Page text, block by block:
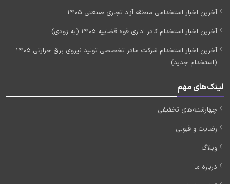
آخرین اخبار استخدامی منطقه آزاد تجاری صنعتی 1405
آخرین اخبار استخدام کادر اداری قوه قضاییه 1405 (به زودی)
آخرین اخبار استخدام شرکت مادر تخصصی تولید نیروی برق حرارتی 1405
(استخدام جدید)
لینک‌های مهم
چهارشنبه‌های تخفیفی
رضایت و قبولی
وبلاگ
درباره ما